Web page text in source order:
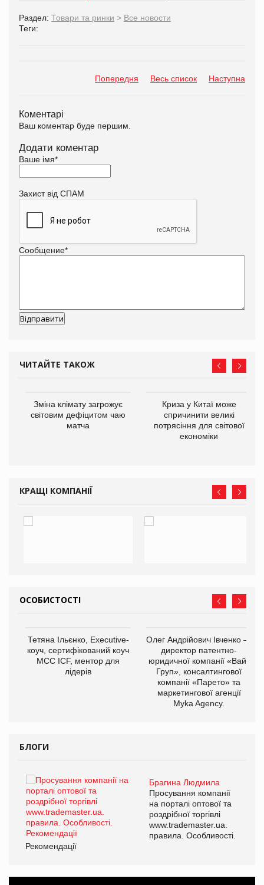
Раздел: Товари та ринки > Все новости
Теги:
Попередня Весь список Наступна
Коментарі
Ваш коментар буде першим.
Додати коментар
Ваше імя*
Захист від СПАМ
Сообщение*
ЧИТАЙТЕ ТАКОЖ
Зміна клімату загрожує
світовим дефіцитом чаю
матча
Криза у Китаї може
спричинити великі
потрясіння для світової
економіки
КРАЩІ КОМПАНІЇ
ОСОБИСТОСТІ
Тетяна Ільєнко, Executive-
коуч, сертифікований коуч
МСС ICF, ментор для
лідерів
Олег Андрійович Івченко —
директор патентно-
юридичної компанії «Вайз
Груп», консалтингової
компанії «Парето» та
маркетингової агенції
Myka Agency.
БЛОГИ
Брагина Людмила
Просування компанії
на порталі оптової та
роздрібної торгівлі
www.trademaster.ua.
правила. Особливості.
Рекомендації